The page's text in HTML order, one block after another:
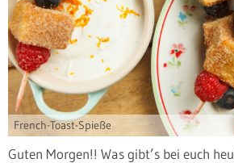
French-Toast-Spieße
Guten Morgen!! Was gibt’s bei euch